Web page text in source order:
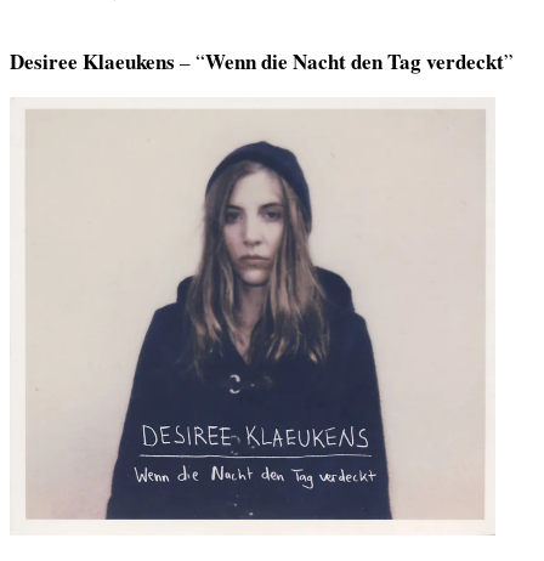
Desiree Klaeukens – “Wenn die Nacht den Tag verdeckt”